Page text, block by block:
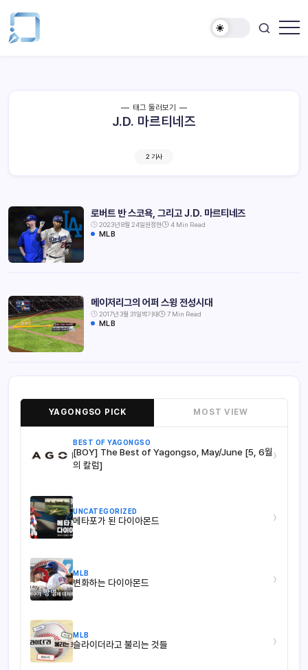
태그 둘러보기
J.D. 마르티네즈
2 기사
로버트 반 스코욕, 그리고 J.D. 마르티네즈
2023년 8월 24일원정현 4 Min Read
MLB
메이저리그의 어퍼 스윙 전성시대
2017년 3월 31일박기태 7 Min Read
MLB
YAGONGSO PICK MOST VIEW
BEST OF YAGONGSO
[BOY] The Best of Yagongso, May/June [5, 6월
의 칼럼]
›
UNCATEGORIZED
메타포가 된 다이아몬드 ›
MLB
변화하는 다이아몬드 ›
MLB
슬라이더라고 불리는 것들 ›